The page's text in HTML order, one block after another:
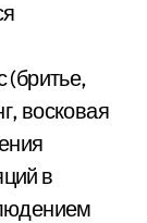
(бритье,
восковая
в